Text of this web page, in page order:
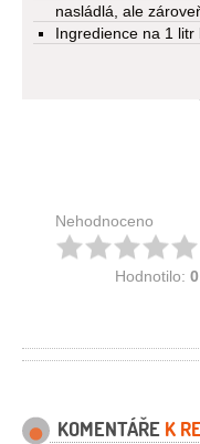
nasládlá, ale
Ingredience na 1 litr
Nehodnoceno
Hodnotilo: 0
KOMENTÁŘE K